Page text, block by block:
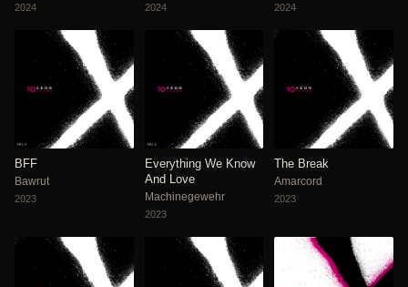
2024 2024 2024
BFF
Bawrut
2023
Everything We Know
And Love
Machinegewehr
2023
The Break
Amarcord
2023